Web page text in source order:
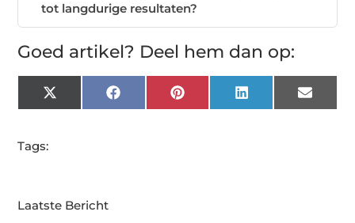
tot langdurige resultaten?
Goed artikel? Deel hem dan op:
X
(Twitter)
FacebookPinterest LinkedIn Email
Tags:
Laatste Bericht